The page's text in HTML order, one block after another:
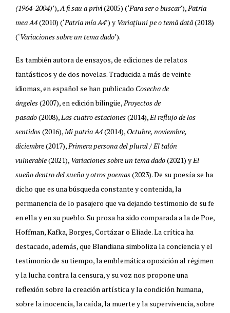
(1964-2004)’),A fi sau a privi (2005) (‘Para ser o buscar’), Patria
mea A4(2010) (‘Patria mía A4’) y Variațiuni pe o temă dată(2018)
(‘Variaciones sobre un tema dado’).
Es también autora de ensayos, de ediciones de relatos
fantásticos y de dos novelas. Traducida a más de veinte
idiomas, en español se han publicado Cosecha de
ángeles(2007), en edición bilingüe, Proyectos de
pasado(2008), Las cuatro estaciones(2014), El reflujo de los
sentidos(2016), Mi patria A4(2014), Octubre, noviembre,
diciembre(2017), Primera persona del plural / El talón
vulnerable(2021), Variaciones sobre un tema dado(2021) y El
sueño dentro del sueño y otros poemas(2023). De su poesía se ha
dicho que es una búsqueda constante y contenida, la
permanencia de lo pasajero que va dejando testimonio de su fe
en ella y en su pueblo. Su prosa ha sido comparada a la de Poe,
Hoffman, Kafka, Borges, Cortázar o Eliade. La crítica ha
destacado, además, que Blandiana simboliza la conciencia y el
testimonio de su tiempo, la emblemática oposición al régimen
y la lucha contra la censura, y su voz nos propone una
reflexión sobre la creación artística y la condición humana,
sobre la inocencia, la caída, la muerte y la supervivencia, sobre